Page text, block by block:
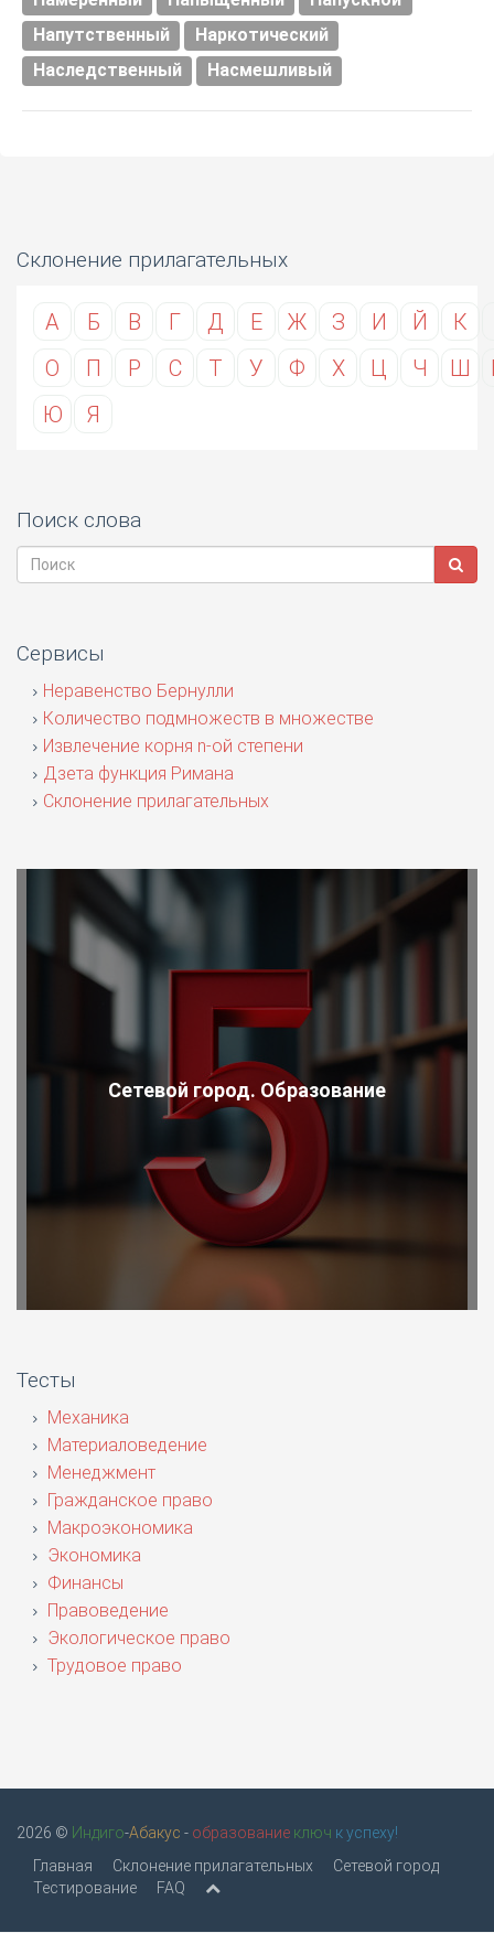
Напутственный
Наркотический
Наследственный
Насмешливый
Склонение прилагательных
А Б В Г Д Е Ж З И Й К
О
П Р С Т У Ф Х Ц Ч Ш
Ю
Я
Поиск слова
Сервисы
Неравенство Бернулли
Количество подмножеств в множестве
Извлечение корня n-ой степени
Дзета функция Римана
Склонение прилагательных
Сетевой город. Образование
Тесты
Механика
Материаловедение
Менеджмент
Гражданское право
Макроэкономика
Экономика
Финансы
Правоведение
Экологическое право
Трудовое право
2026 © Индиго-Абакус - образование ключ к успеху!
Главная
Склонение прилагательных
Сетевой город
Тестирование
FAQ